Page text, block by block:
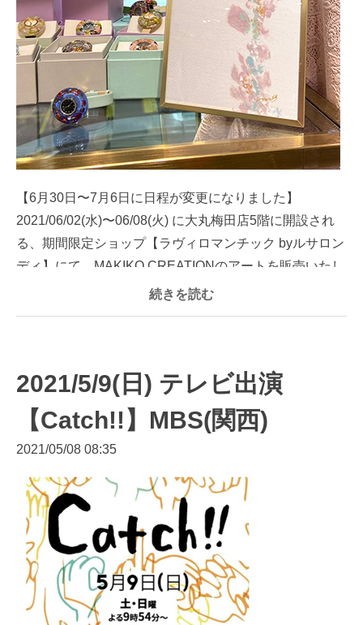
【6月30日〜7月6日に日程が変更になりました】
2021/06/02(水)〜06/08(火) に大丸梅田店5階に開設され
る、期間限定ショップ【ラヴィロマンチック byルサロン
ディ】にて、MAKIKO CREATIONのアートを販売いたし
続きを読む
2021/5/9(日) テレビ出演
【Catch!!】MBS(関西)
2021/05/08 08:35